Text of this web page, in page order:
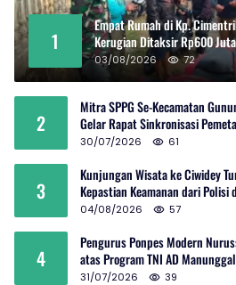
1
Empat Rumah di Kp.
Kerugian Ditaksir Rp600 Juta
03/08/2026 72
2
Mitra SPPG Se-Kecamatan
Gelar Rapat Sinkronisasi
30/07/2026 61
3
Kunjungan Wisata ke Ciwidey
Kepastian Keamanan dari Polisi
04/08/2026 57
4
Pengurus Ponpes Modern
atas Program TNI AD
31/07/2026 39